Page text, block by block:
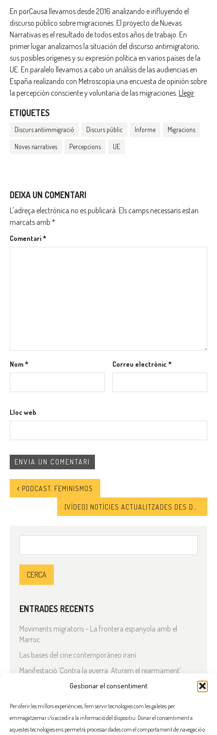
Gestionar el consentiment
Per oferir les millors experiències, fem servir tecnologies com les galetes per
emmagatzemar i/o accedir a la informació del dispositiu. Donar el consentiment a
aquestes tecnologies ens permetrà processar dades com el comportament de navegació o
En porCausa llevamos desde 2016 analizando e influyendo el
discurso público sobre migraciones. El proyecto de Nuevas
Narrativas es el resultado de todos estos años de trabajo. En
primer lugar analizamos la situación del discurso antimigratorio,
sus posibles orígenes y su expresión política en varios países de la
UE. En paralelo llevamos a cabo un análisis de las audiencias en
España realizando con Metroscopía una encuesta de opinión sobre
la percepción consciente y voluntaria de las migraciones. Llegir
ETIQUETES
Discurs antiimmigració Discurs públic Informe Migracions
Noves narratives Percepcions UE
DEIXA UN COMENTARI
L'adreça electrònica no es publicarà. Els camps necessaris estan
marcats amb *
Comentari*
Nom* Correu electrònic*
Lloc web
PODCAST. FEMINISMOS
ENTRADES RECENTS
Moviments migratoris – La frontera espanyola amb el
Marroc
Las bases del cine contemporáneo iraní
Manifestació ‘Contra la guerra. Aturem el rearmament’
En solidaritat amb el Líban
Què està passant a l’Iran?
COMENTARIS RECENTS